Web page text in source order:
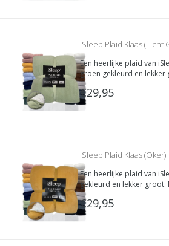
iSleep Plaid Klaas (Licht
Een heerlijke plaid van
groen gekleurd en lekker
meter lang waardoor je
kunt bedekken met deze
De binnenkant is van
€29,95
iSleep Plaid Klaas (Oker)
Een heerlijke plaid van
gekleurd en lekker groot.
lang waardoor je jezelf
bedekken met deze
binnenkant is van super
€29,95